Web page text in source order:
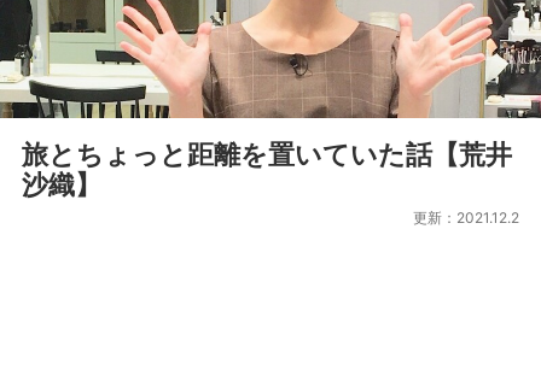
旅とちょっと距離を置いていた話【荒井
沙織】
更新：2021.12.2